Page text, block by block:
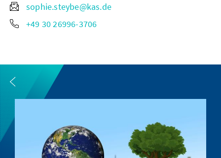
sophie.steybe@kas.de
+49 30 26996-3706